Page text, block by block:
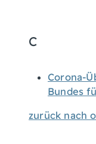
C
Corona-
Bundes
zurück nach